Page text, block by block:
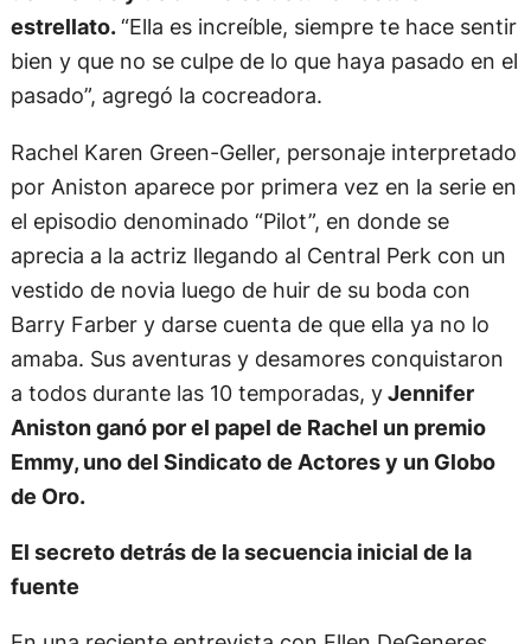
de Friends y de ahí no se detuvo hasta el
estrellato.
“Ella es increíble, siempre te hace sentir
bien y que no se culpe de lo que haya pasado en el
Rachel Karen Green-Geller, personaje interpretado
por Aniston aparece por primera vez en la serie en
el episodio denominado “Pilot”, en donde se
aprecia a la actriz llegando al Central Perk con un
vestido de novia luego de huir de su boda con
Barry Farber y darse cuenta de que ella ya no lo
amaba. Sus aventuras y desamores conquistaron
a todos durante las 10 temporadas, y
Jennifer
Aniston ganó por el papel de Rachel un premio
Emmy, uno del Sindicato de Actores y un Globo
El secreto detrás de la secuencia inicial de la